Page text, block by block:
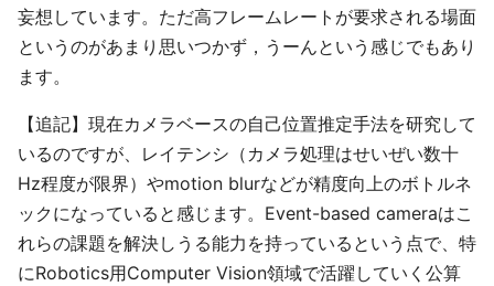
妄想しています。ただ高フレームレートが要求される場面
というのがあまり思いつかず，うーんという感じでもあり
ます。
【追記】現在カメラベースの自己位置推定手法を研究して
いるのですが、レイテンシ（カメラ処理はせいぜい数十
Hz程度が限界）やmotion blurなどが精度向上のボトルネ
ックになっていると感じます。Event-based cameraはこ
れらの課題を解決しうる能力を持っているという点で、特
にRobotics用Computer Vision領域で活躍していく公算